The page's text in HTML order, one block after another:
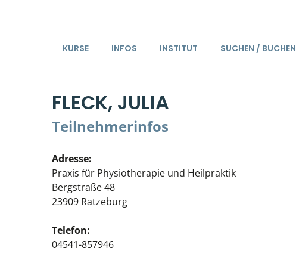
KURSE INFOS INSTITUT SUCHEN / BUCHEN
FLECK, JULIA
Teilnehmerinfos
Adresse:
Praxis für Physiotherapie und Heilpraktik
Bergstraße 48
23909 Ratzeburg
Telefon:
04541-857946